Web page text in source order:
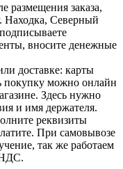
размещения заказа,
Находка, Северный
вносите денежные
доставке: карты
покупку можно онлайн
Здесь нужно
и имя держателя.
реквизиты
При самовывозе
так же работаем
НДС.